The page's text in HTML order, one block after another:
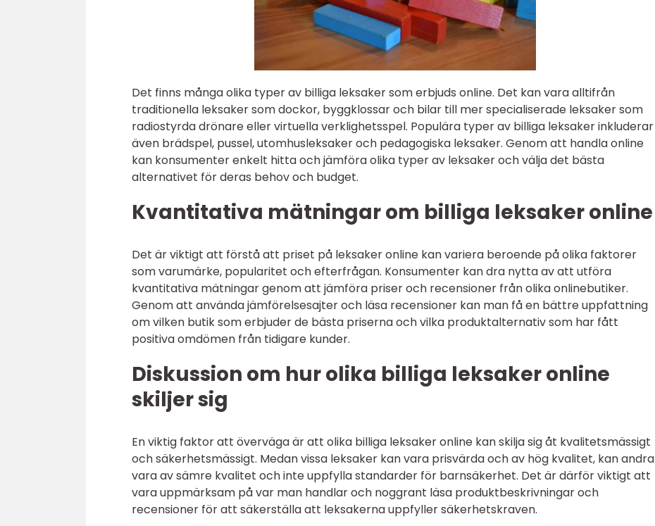
Det finns många olika typer av billiga leksaker som erbjuds online. Det kan vara alltifrån
traditionella leksaker som dockor, byggklossar och bilar till mer specialiserade leksaker som
radiostyrda drönare eller virtuella verklighetsspel. Populära typer av billiga leksaker inkluderar
även brädspel, pussel, utomhusleksaker och pedagogiska leksaker. Genom att handla online
kan konsumenter enkelt hitta och jämföra olika typer av leksaker och välja det bästa
alternativet för deras behov och budget.
Kvantitativa mätningar om billiga leksaker online
Det är viktigt att förstå att priset på leksaker online kan variera beroende på olika faktorer
som varumärke, popularitet och efterfrågan. Konsumenter kan dra nytta av att utföra
kvantitativa mätningar genom att jämföra priser och recensioner från olika onlinebutiker.
Genom att använda jämförelsesajter och läsa recensioner kan man få en bättre uppfattning
om vilken butik som erbjuder de bästa priserna och vilka produktalternativ som har fått
positiva omdömen från tidigare kunder.
Diskussion om hur olika billiga leksaker online
skiljer sig
En viktig faktor att överväga är att olika billiga leksaker online kan skilja sig åt kvalitetsmässigt
och säkerhetsmässigt. Medan vissa leksaker kan vara prisvärda och av hög kvalitet, kan andra
vara av sämre kvalitet och inte uppfylla standarder för barnsäkerhet. Det är därför viktigt att
vara uppmärksam på var man handlar och noggrant läsa produktbeskrivningar och
recensioner för att säkerställa att leksakerna uppfyller säkerhetskraven.